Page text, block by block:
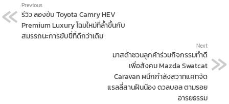
Previous
รีวิว ลองขับ Toyota Camry HEV
Premium Luxury โฉมใหม่ที่ล้ำขึ้นกับ
สมรรถนะการขับขี่ที่ดีกว่าเดิม
Next
มาสด้าชวนลูกค้าร่วมกิจกรรมทำดี
เพื่อสังคม Mazda Swatcat
Caravan ผนึกกำลังสวาทแคทจัด
แรลลี่สานฝันน้อง ดวลบอล ตามรอย
อารยธรรม